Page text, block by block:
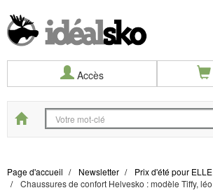
Accès
Start
Page d'accueil Newsletter
Prix d'été pour ELLE
Chaussures de confort Helvesko : modèle Tiffy, léo